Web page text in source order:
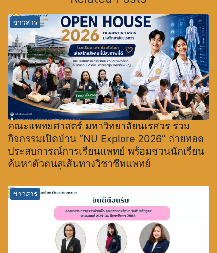
ข่าวสาร
คณะแพทยศาสตร์ มหาวิทยาลัยนเรศวร ร่วม
กิจกรรมเปิดบ้าน “NU Explore 2026” ถ่ายทอด
ประสบการณ์การเรียนแพทย์ พร้อมชวนนักเรียน
ค้นหาตัวตนสู่เส้นทางวิชาชีพแพทย์
ข่าวสาร